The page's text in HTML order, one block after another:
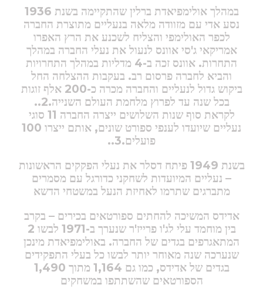
במהלך אולימפיאדת ברלין שהתקיימה בשנת 1936
נסע אדי עם מזוודה מלאה בנעליים מתוצרת החברה
לכפר האולימפי והצליח לשכנע את הרץ האפרו
אמריקאי ג'סי אוונס לנעול את נעלי החברה במהלך
התחרות. אוונס זכה ב-4 מדליות במהלך התחרויות
והביא לחברה פרסום רב. בעקבות ההצלחה החל
ביקוש גדול לנעליים והחברה מכרה כ-200 אלף זוגות
בכל שנה עד לפרוץ מלחמת העולם השנייה.2..
לקראת סוף שנות השלושים ייצרה החברה 11 סוגי
נעליים שיועדו לענפי ספורט שונים, אותם ייצרו 100
פועלים.3..
בשנת 1949 פיתח דסלר את נעלי הפקקים הראשונות
– נעליים המיועדות לשחקני כדורגל עם מסמרים
מתברגים שתרמו לאחיזת הנעל במשטחי הדשא
אדידס המשיכה להחתים ספורטאים בכירים – בקרב
בין מוחמד עלי לג'ו פרייז'ר שנערך ב-1971 לבשו 2
המתאגרפים בגדים של החברה. באולימפיאדת מינכן
שנערכה שנה מאוחר יותר לבשו כל בעלי התפקידים
בגדים של אדידס, כמו גם 1,164 מתוך 1,490
הספורטאים שהשתתפו במשחקים